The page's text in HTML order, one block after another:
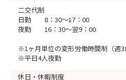
二交代制
日勤 8：30～17：00
夜勤 16：30～翌9：00
※1ヶ月単位の変形労働時間制（週
※平日4人夜勤
休日・休暇制度